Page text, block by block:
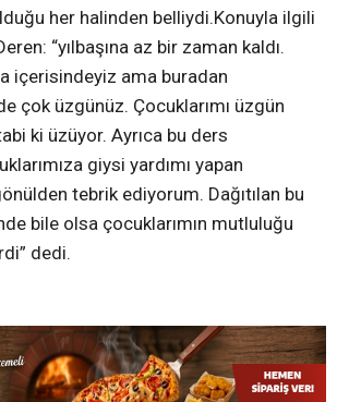
her halinden belliydi.Konuyla ilgili
“yılbaşına az bir zaman kaldı.
içerisindeyiz ama buradan
çok üzgünüz. Çocuklarımı üzgün
ki üzüyor. Ayrıca bu ders
giysi yardımı yapan
tebrik ediyorum. Dağıtılan bu
bile olsa çocuklarımın mutluluğu
dedi.